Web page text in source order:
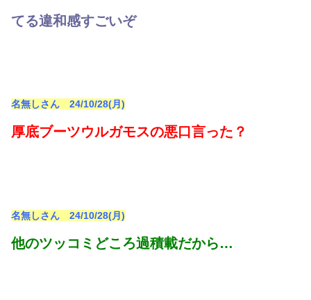
てる違和感すごいぞ
名無しさん 24/10/28(月)
厚底ブーツウルガモスの悪口言った？
名無しさん 24/10/28(月)
他のツッコミどころ過積載だから…